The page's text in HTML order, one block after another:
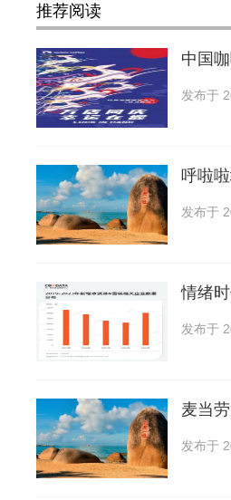
推荐阅读
中国
发布于
呼啦
发布于
情绪
发布于
麦当
发布于